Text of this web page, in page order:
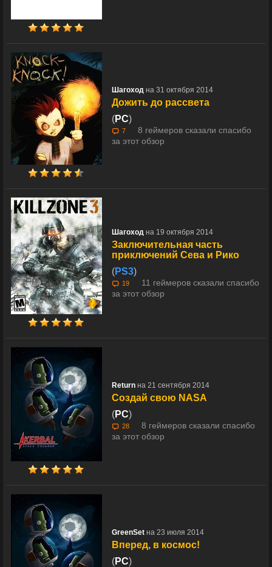
Шaгоxод на 31 октября 2014
Дожить до рассвета
(PC)
7
8 геймеров сказали спасибо
за этот обзор
Шaгоxод на 19 октября 2014
Заключительная часть
приключений Сева и Рико
(PS3)
19
11 геймеров сказали спасибо
за этот обзор
Return на 21 сентября 2014
Создай свою NASA
(PC)
28
8 геймеров сказали спасибо
за этот обзор
GreenSet на 23 июля 2014
Вперед, в космос!
(PC)